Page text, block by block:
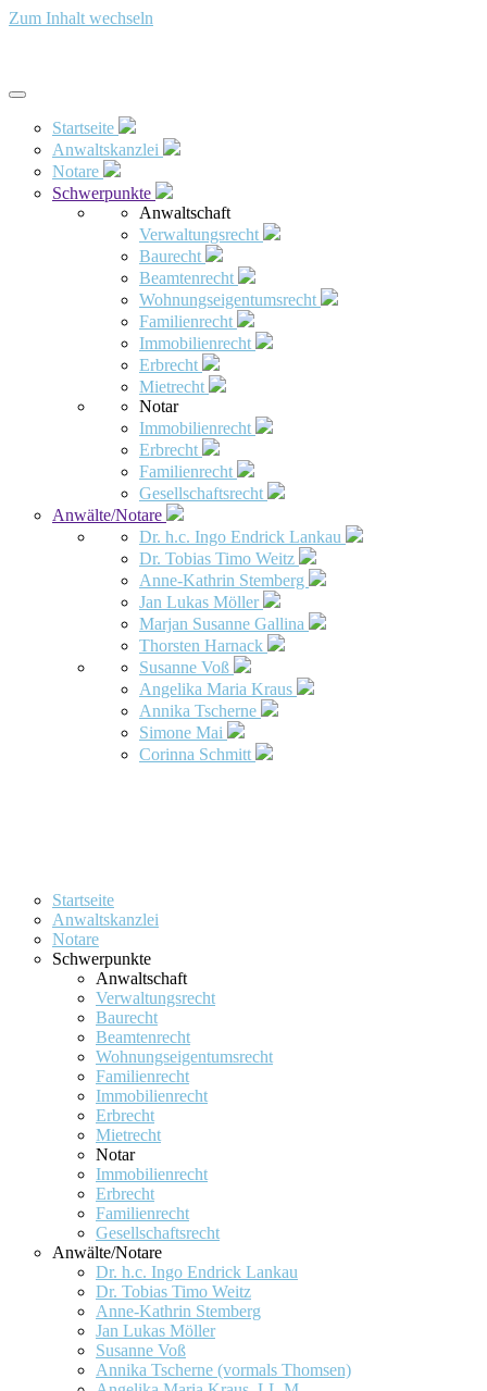
Zum Inhalt wechseln
Startseite
Anwaltskanzlei
Notare
Schwerpunkte
Anwaltschaft
Verwaltungsrecht
Baurecht
Beamtenrecht
Wohnungseigentumsrecht
Familienrecht
Immobilienrecht
Erbrecht
Mietrecht
Notar
Immobilienrecht
Erbrecht
Familienrecht
Gesellschaftsrecht
Anwälte/Notare
Dr. h.c. Ingo Endrick Lankau
Dr. Tobias Timo Weitz
Anne-Kathrin Stemberg
Jan Lukas Möller
Marjan Susanne Gallina
Thorsten Harnack
Susanne Voß
Angelika Maria Kraus
Annika Tscherne
Simone Mai
Corinna Schmitt
Startseite
Anwaltskanzlei
Notare
Schwerpunkte
Anwaltschaft
Verwaltungsrecht
Baurecht
Beamtenrecht
Wohnungseigentumsrecht
Familienrecht
Immobilienrecht
Erbrecht
Mietrecht
Notar
Immobilienrecht
Erbrecht
Familienrecht
Gesellschaftsrecht
Anwälte/Notare
Dr. h.c. Ingo Endrick Lankau
Dr. Tobias Timo Weitz
Anne-Kathrin Stemberg
Jan Lukas Möller
Susanne Voß
Annika Tscherne (vormals Thomsen)